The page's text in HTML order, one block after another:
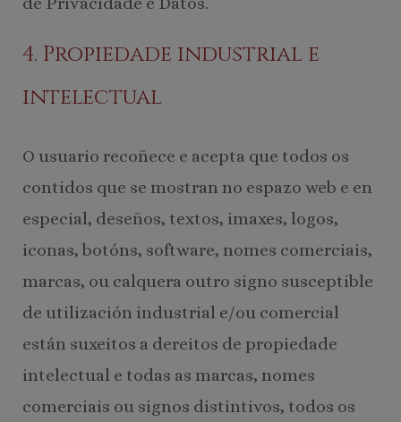
4. Propiedade industrial e
intelectual
O usuario recoñece e acepta que todos os
contidos que se mostran no espazo web e en
especial, deseños, textos, imaxes, logos,
iconas, botóns, software, nomes comerciais,
marcas, ou calquera outro signo susceptible
de utilización industrial e/ou comercial
están suxeitos a dereitos de propiedade
intelectual e todas as marcas, nomes
comerciais ou signos distintivos, todos os